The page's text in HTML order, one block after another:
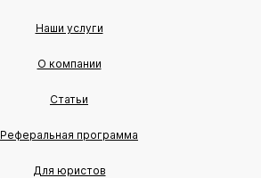
Наши услуги
О компании
Статьи
Реферальная программа
Для юристов